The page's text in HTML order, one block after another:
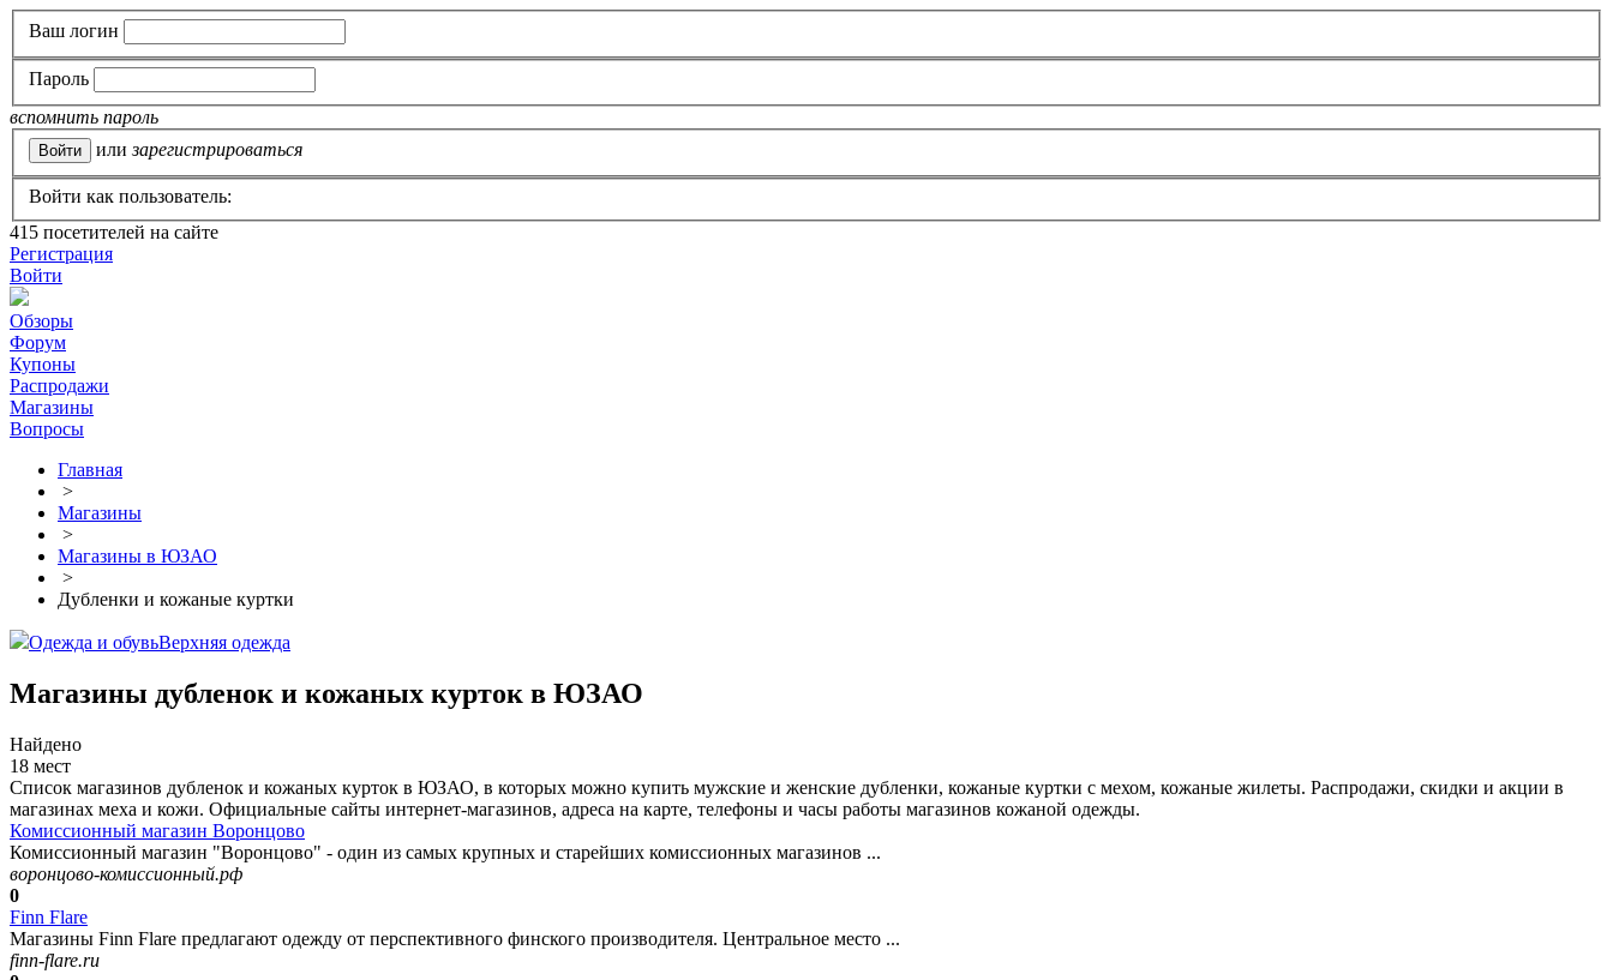
Ваш логин
Пароль
вспомнить пароль
или зарегистрироваться
Войти как пользователь:
415 посетителей на сайте
Регистрация
Войти
Обзоры
Форум
Купоны
Распродажи
Магазины
Вопросы
Главная
>
Магазины
>
Магазины в ЮЗАО
>
Дубленки и кожаные куртки
Одежда и обувьВерхняя одежда
Магазины дубленок и кожаных курток в ЮЗАО
Найдено
18 мест
Список магазинов дубленок и кожаных курток в ЮЗАО, в которых можно купить мужские и женские дубленки, кожаные куртки с мехом, кожаные жилеты. Распродажи, скидки и акции в
магазинах меха и кожи. Официальные сайты интернет-магазинов, адреса на карте, телефоны и часы работы магазинов кожаной одежды.
Комиссионный магазин Воронцово
Комиссионный магазин "Воронцово" - один из самых крупных и старейших комиссионных магазинов ...
воронцово-комиссионный.рф
0
Finn Flare
Магазины Finn Flare предлагают одежду от перспективного финского производителя. Центральное место ...
finn-flare.ru